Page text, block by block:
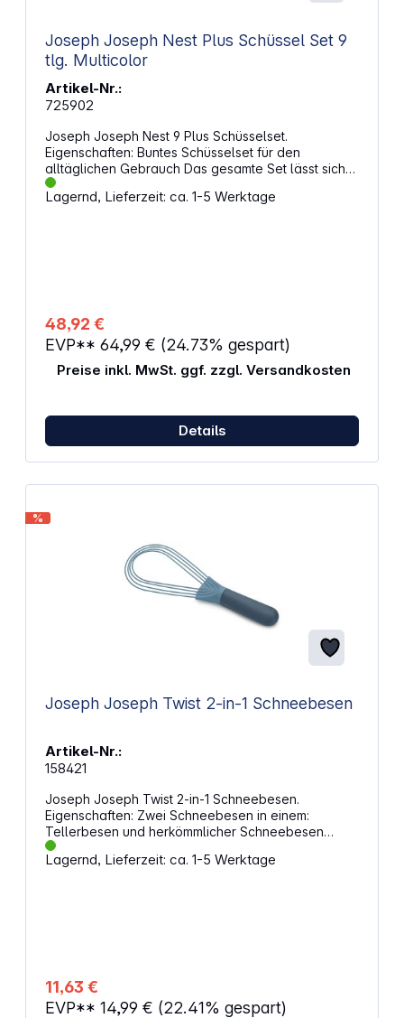
Joseph Joseph Nest Plus Schüssel Set 9
tlg. Multicolor
Artikel-Nr.:
725902
Joseph Joseph Nest 9 Plus Schüsselset.
Eigenschaften: Buntes Schüsselset für den
alltäglichen Gebrauch Das gesamte Set lässt sich
platzsparend ineinander stapeln Rührschüsseln
haben eine rutschfeste Unterseite, Tragegriffe und
Lagernd, Lieferzeit: ca. 1-5 Werktage
48,92 €
EVP** 64,99 € (24.73% gespart)
Preise inkl. MwSt. ggf. zzgl. Versandkosten
Details
%
Joseph Joseph Twist 2-in-1 Schneebesen
Artikel-Nr.:
158421
Joseph Joseph Twist 2-in-1 Schneebesen.
Eigenschaften: Zwei Schneebesen in einem:
Tellerbesen und herkömmlicher Schneebesen
Vielseitig einsetzbar für Verrühren, Aufschlagen
und Mixen Flach zusammenlegbar für
Lagernd, Lieferzeit: ca. 1-5 Werktage
11,63 €
EVP** 14,99 € (22.41% gespart)